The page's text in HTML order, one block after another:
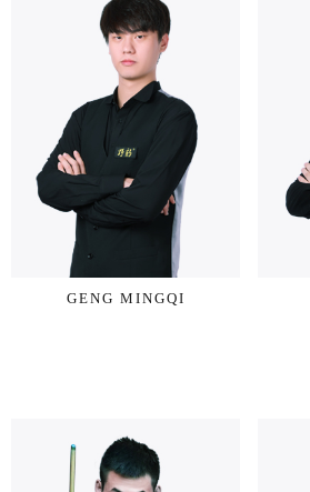
GENG MINGQI